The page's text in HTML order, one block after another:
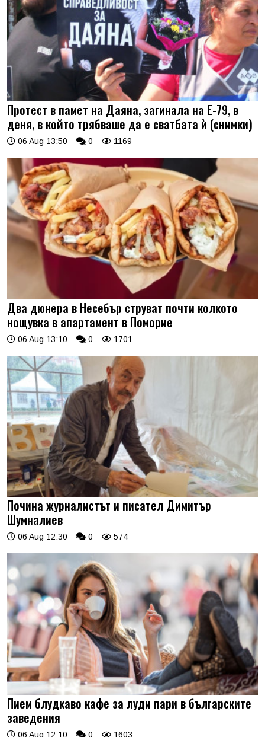
Протест в памет на Даяна, загинала на Е-79, в
деня, в който трябваше да е сватбата ѝ (снимки)
06 Aug 13:50 0 1169
Два дюнера в Несебър струват почти колкото
нощувка в апартамент в Поморие
06 Aug 13:10 0 1701
Почина журналистът и писател Димитър
Шумналиев
06 Aug 12:30 0 574
Пием блудкаво кафе за луди пари в българските
заведения
06 Aug 12:10 0 1603